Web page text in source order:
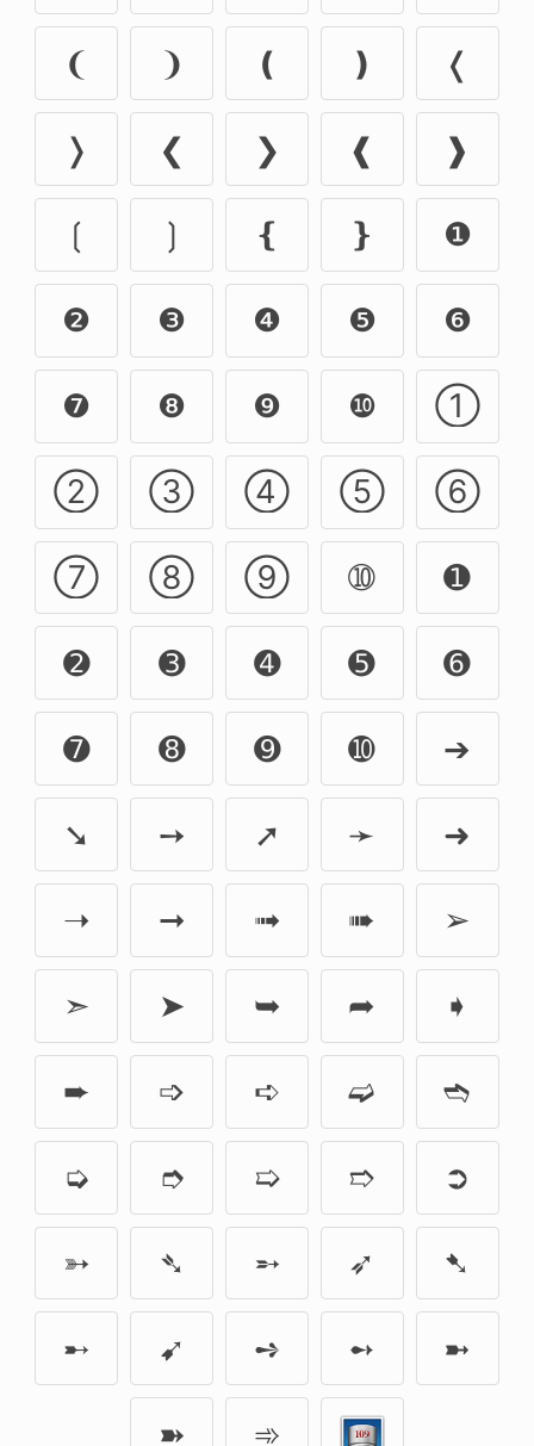
❨
❩ ❪ ❫
❬
❭
❮ ❯ ❰
❱
❲
❳ ❴ ❵
❶
❷
❸ ❹ ❺
❻
❼
❽ ❾ ❿
➀
➁
➂ ➃ ➄
➅
➆
➇ ➈ ➉
➊
➋
➌ ➍ ➎
➏
➐
➑ ➒ ➓
➔
➘
➙ ➚ ➛
➜
➝
➞ ➟ ➠
➢
➣
➤ ➥ ➦
➧
➨
➩ ➪ ➫
➬
➭
➮ ➯ ➱
➲
➳
➴ ➵ ➶
➷
➸
➹ ➺ ➻
➼
➽
➾